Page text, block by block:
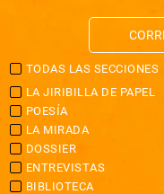
TODAS LAS SECCIONES
LA JIRIBILLA DE PAPEL
POESÍA
LA MIRADA
DOSSIER
ENTREVISTAS
BIBLIOTECA